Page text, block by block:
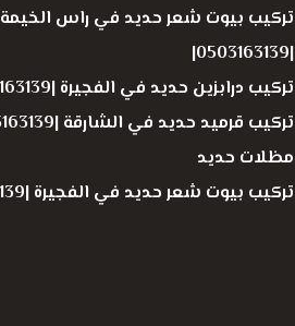
تركيب بيوت شعر حديد في راس الخيمة
|0503163139|
تركيب درابزين حديد في الفجيرة |0503163139
مظلات حديد
تركيب بيوت شعر حديد في الفجيرة |0503163139|